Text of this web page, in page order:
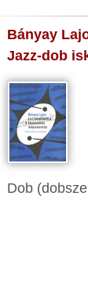
Bányay
Jazz-dob
Dob